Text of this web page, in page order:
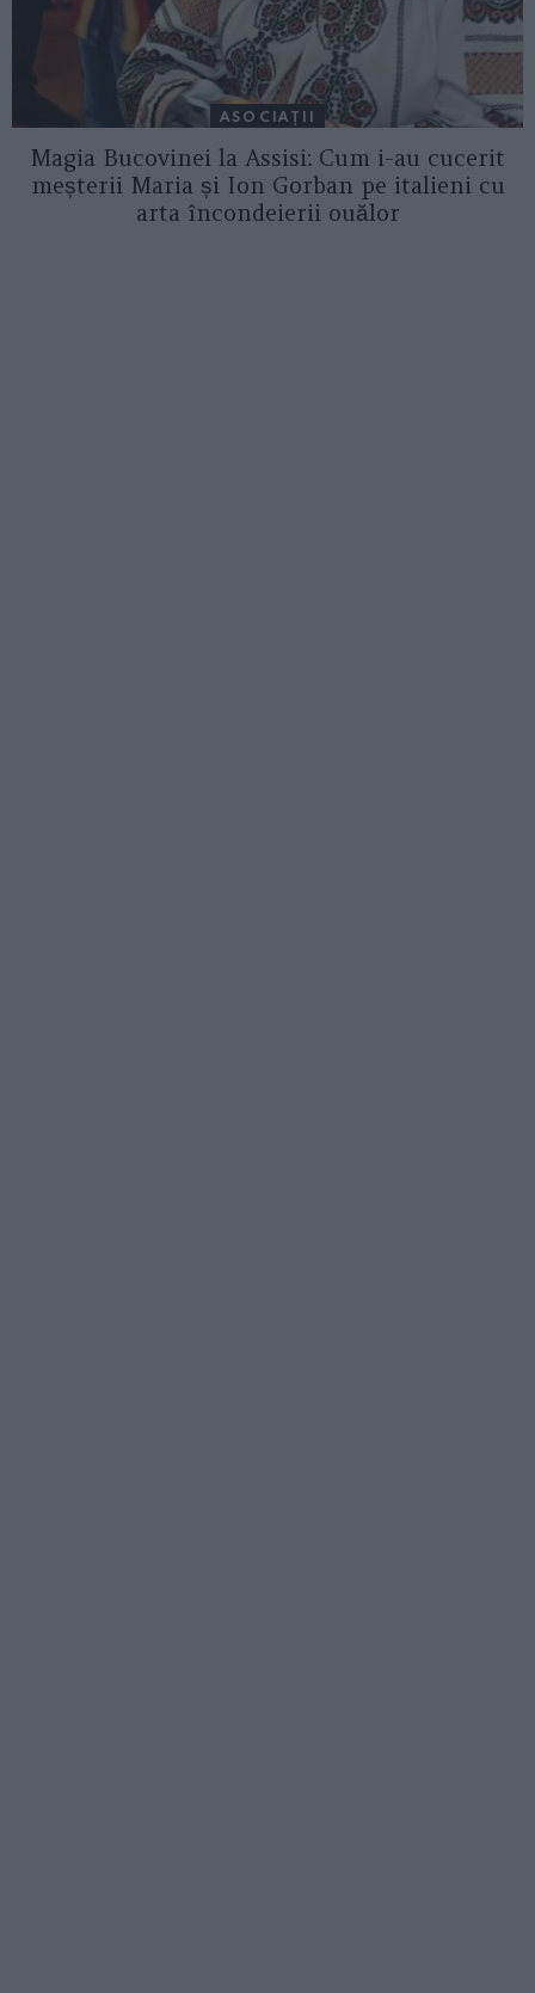
ASOCIAŢII
Magia Bucovinei la Assisi: Cum i-au cucerit
meșterii Maria și Ion Gorban pe italieni cu
arta încondeierii ouălor